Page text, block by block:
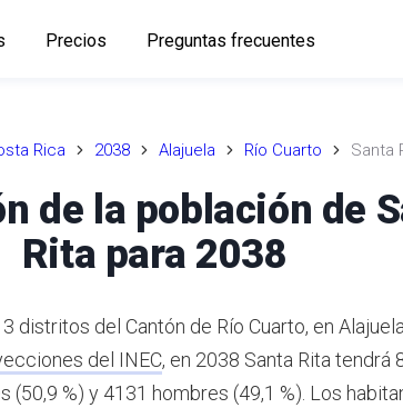
Precios Preguntas frecuentes
Rica 2038 Alajuela Río Cuarto Santa
de la población de
Rita para 2038
distritos del Cantón de Río Cuarto, en
del INEC, en 2038 Santa Rita tendrá
(50,9 %) y 4131 hombres (49,1 %). Los